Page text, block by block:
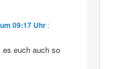
09:17 Uhr :
es euch auch so